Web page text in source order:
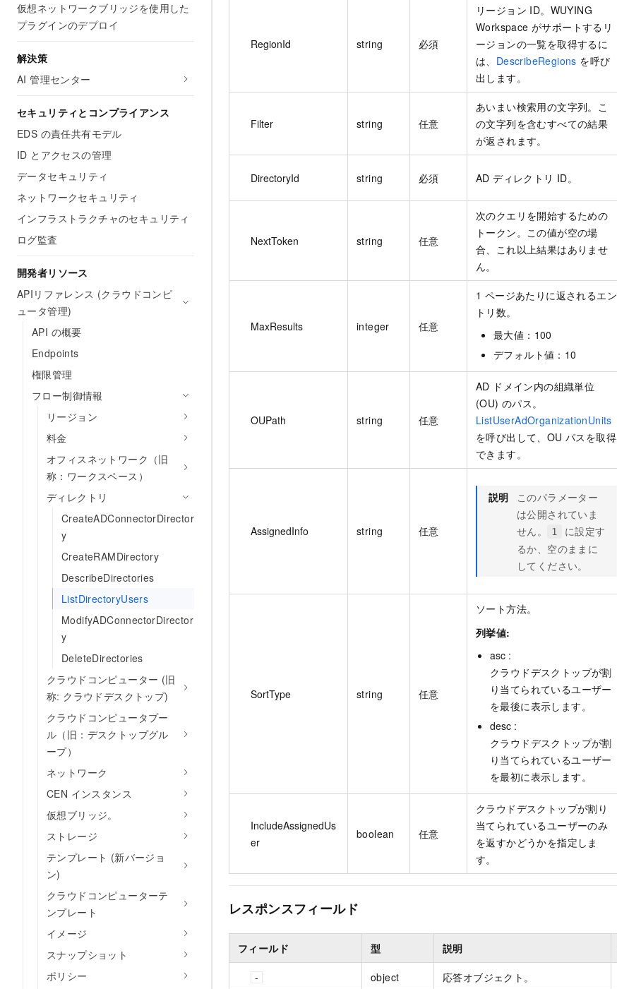
仮想ネットワークブリッジを使用した
プラグインのデプロイ
解決策
AI 管理センター
セキュリティとコンプライアンス
EDS の責任共有モデル
ID とアクセスの管理
データセキュリティ
ネットワークセキュリティ
インフラストラクチャのセキュリティ
ログ監査
開発者リソース
APIリファレンス (クラウドコンピ
ュータ管理)
API の概要
Endpoints
権限管理
フロー制御情報
リージョン
料金
オフィスネットワーク（旧
称：ワークスペース）
ディレクトリ
CreateADConnectorDirector
y
CreateRAMDirectory
DescribeDirectories
ListDirectoryUsers
ModifyADConnectorDirector
y
DeleteDirectories
クラウドコンピューター (旧
称: クラウドデスクトップ)
クラウドコンピュータプー
ル（旧：デスクトップグル
ープ）
ネットワーク
CEN インスタンス
仮想ブリッジ。
ストレージ
テンプレート (新バージョ
ン)
クラウドコンピューターテ
ンプレート
イメージ
スナップショット
ポリシー
RegionId string 必須
リージョン ID。WUYING
Workspace がサポートするリ
ージョンの一覧を取得するに
は、 DescribeRegions を呼び
出します。
Filter string 任意
あいまい検索用の文字列。こ
の文字列を含むすべての結果
が返されます。
DirectoryId string 必須 AD ディレクトリ ID。
NextToken string 任意
次のクエリを開始するための
トークン。この値が空の場
合、これ以上結果はありませ
ん。
MaxResults integer 任意
1 ページあたりに返されるエン
トリ数。
最大値：100
デフォルト値：10
OUPath string 任意
AD ドメイン内の組織単位
(OU) のパス。
ListUserAdOrganizationUnits
を呼び出して、OU パスを取得
できます。
AssignedInfo string 任意
説明
このパラメーター
は公開されていま
せん。
1
に設定す
るか、空のままに
してください。
SortType string 任意
ソート方法。
列挙値:
asc :
クラウドデスクトップが割
り当てられているユーザー
を最後に表示します。
desc :
クラウドデスクトップが割
り当てられているユーザー
を最初に表示します。
IncludeAssignedUs
er
boolean 任意
クラウドデスクトップが割り
当てられているユーザーのみ
を返すかどうかを指定しま
す。
レスポンスフィールド
フィールド 型 説明
object 応答オブジェクト。